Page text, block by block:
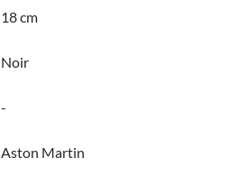
18 cm
Noir
-
Aston Martin